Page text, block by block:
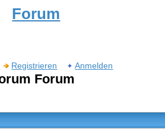
Forum
Registrieren Anmelden
Forum